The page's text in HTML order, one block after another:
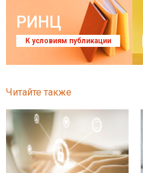
РИНЦ
К условиям публикации
Читайте также